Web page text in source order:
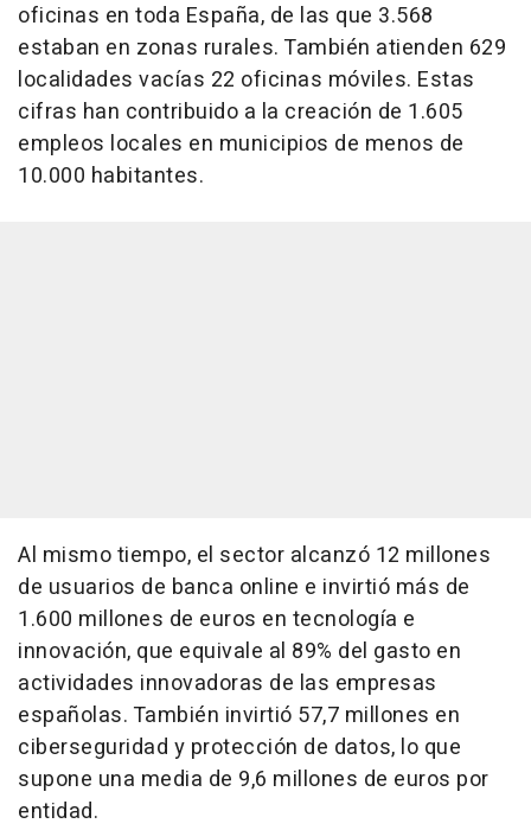
oficinas en toda España, de las que 3.568
estaban en zonas rurales. También atienden 629
localidades vacías 22 oficinas móviles. Estas
cifras han contribuido a la creación de 1.605
empleos locales en municipios de menos de
10.000 habitantes.
Al mismo tiempo, el sector alcanzó 12 millones
de usuarios de banca online e invirtió más de
1.600 millones de euros en tecnología e
innovación, que equivale al 89% del gasto en
actividades innovadoras de las empresas
españolas. También invirtió 57,7 millones en
ciberseguridad y protección de datos, lo que
supone una media de 9,6 millones de euros por
entidad.